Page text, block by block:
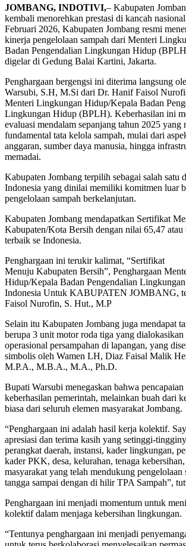
JOMBANG, INDOTIVI,– Kabupaten
kembali menorehkan prestasi di kancah
Februari 2026, Kabupaten Jombang resmi
kinerja pengelolaan sampah dari Menteri
Badan Pengendalian Lingkungan Hidup
digelar di Gedung Balai Kartini, Jakarta.
Penghargaan bergengsi ini diterima langsung
Warsubi, S.H, M.Si dari Dr. Hanif Faisol
Menteri Lingkungan Hidup/Kepala Badan
Lingkungan Hidup (BPLH). Keberhasilan ini
evaluasi mendalam sepanjang tahun 2025 yang
fundamental tata kelola sampah, mulai dari
anggaran, sumber daya manusia, hingga
memadai.
Kabupaten Jombang terpilih sebagai salah satu
Indonesia yang dinilai memiliki komitmen luar
pengelolaan sampah berkelanjutan.
Kabupaten Jombang mendapatkan Sertifikat
Kabupaten/Kota Bersih dengan nilai 65,47 atau
terbaik se Indonesia.
Penghargaan ini terukir kalimat, “Sertifikat
Menuju Kabupaten Bersih”, Penghargaan
Hidup/Kepala Badan Pengendalian
Indonesia Untuk KABUPATEN JOMBANG,
Faisol Nurofin, S. Hut., M.P
Selain itu Kabupaten Jombang juga mendapat
berupa 3 unit motor roda tiga yang dialokasikan
operasional persampahan di lapangan, yang
simbolis oleh Wamen LH, Diaz Faisal Malik
M.P.A., M.B.A., M.A., Ph.D.
Bupati Warsubi menegaskan bahwa
keberhasilan pemerintah, melainkan buah dari
biasa dari seluruh elemen masyarakat Jombang.
“Penghargaan ini adalah hasil kerja kolektif.
apresiasi dan terima kasih yang setinggi-
perangkat daerah, instansi, kader lingkungan,
kader PKK, desa, kelurahan, tenaga kebersihan,
masyarakat yang telah mendukung pengelolaan
tangga sampai dengan di hilir TPA Sampah”,
Penghargaan ini menjadi momentum untuk
kolektif dalam menjaga kebersihan lingkungan.
“Tentunya penghargaan ini menjadi